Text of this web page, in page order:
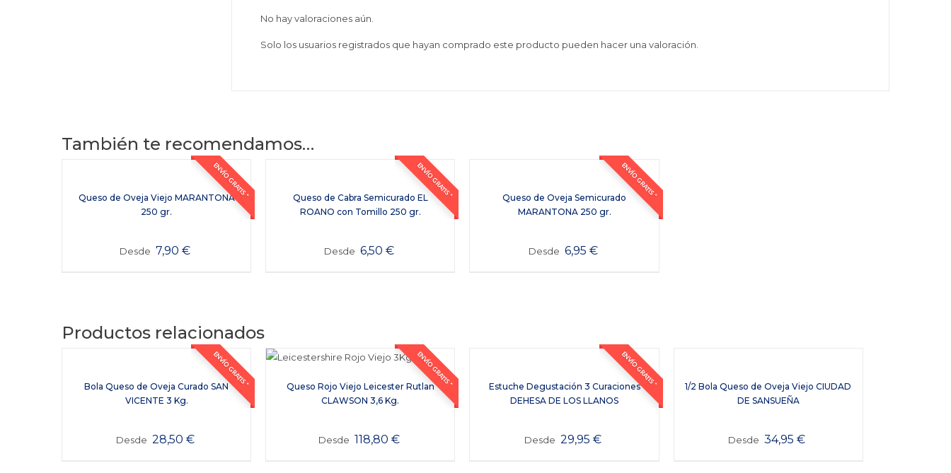
No hay valoraciones aún.
Solo los usuarios registrados que hayan comprado este producto pueden hacer una valoración.
También te recomendamos…
ENVÍO GRATIS *
Queso de Oveja Viejo MARANTONA
250 gr.
Desde 7,90€
ENVÍO GRATIS *
Queso de Cabra Semicurado EL
ROANO con Tomillo 250 gr.
Desde 6,50 €
ENVÍO GRATIS *
Queso de Oveja Semicurado
MARANTONA 250 gr.
Desde 6,95 €
Productos relacionados
ENVÍO GRATIS *
Bola Queso de Oveja Curado SAN
VICENTE 3 Kg.
Desde 28,50 €
ENVÍO GRATIS *
Queso Rojo Viejo Leicester Rutlan
CLAWSON 3,6 Kg.
Desde 118,80 €
ENVÍO GRATIS *
Estuche Degustación 3 Curaciones
DEHESA DE LOS LLANOS
Desde 29,95 €
1/2 Bola Queso de Oveja Viejo CIUDAD
DE SANSUEÑA
Desde 34,95€